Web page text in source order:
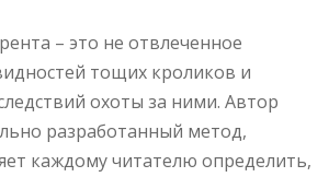
– это не отвлеченное
тощих кроликов и
охоты за ними. Автор
разработанный метод,
каждому читателю определить,